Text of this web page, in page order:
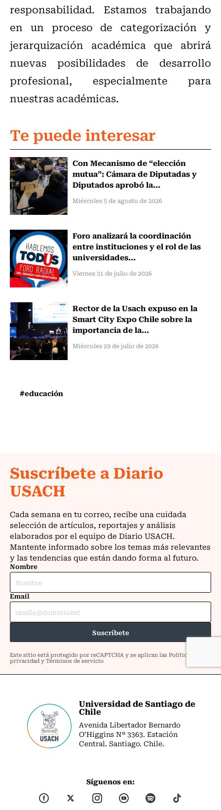
responsabilidad. Estamos trabajando
en un proceso de categorización y
jerarquización académica que abrirá
nuevas posibilidades de desarrollo
profesional, especialmente para
nuestras académicas.
Te puede interesar
Con Mecanismo de “elección
mutua”: Cámara de Diputadas y
Diputados aprobó la...
Miércoles 5 de agosto de 2026
Foro analizará la coordinación
entre instituciones y el rol de las
universidades...
Viernes 31 de julio de 2026
Rector de la Usach expuso en la
Smart City Expo Chile sobre la
importancia de la...
Miércoles 29 de julio de 2026
#educación
Universidad de Santiago de
Chile
Avenida Libertador Bernardo
O’Higgins Nº 3363. Estación
Central. Santiago. Chile.
Síguenos en: